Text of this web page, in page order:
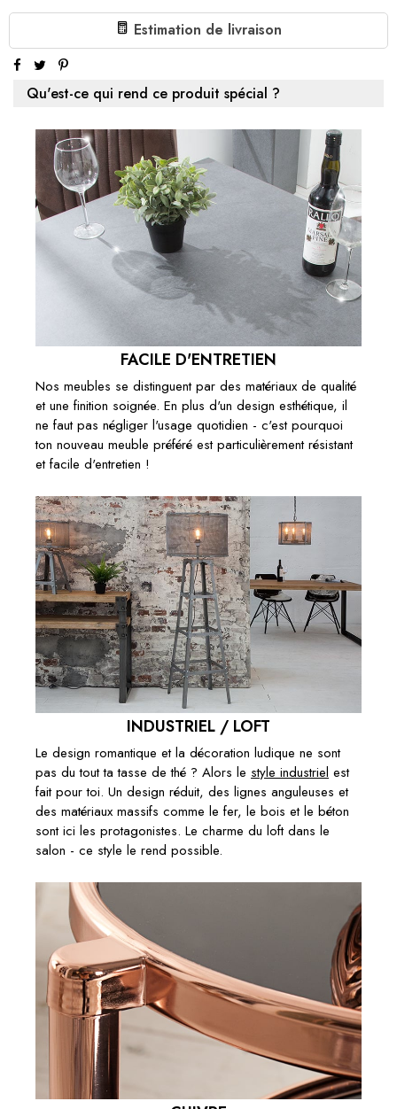
DÉCORATION MURALE AUTHENTIQUE
SCREW II 110CM ARGENTÉ AVION HÉLICE
1 X DÉCORATION MURALE AUTHENTIQUE SCREW III
97CM CUIVRE FLAMMÉ AVION HÉLICE :
€229.00
Sous-total:
€229.00
Estimation de livraison
Qu'est-ce qui rend ce produit spécial ?
FACILE D'ENTRETIEN
Nos meubles se distinguent par des matériaux de qualité
et une finition soignée. En plus d'un design esthétique, il
ne faut pas négliger l'usage quotidien - c'est pourquoi
ton nouveau meuble préféré est particulièrement résistant
et facile d'entretien !
INDUSTRIEL / LOFT
Le design romantique et la décoration ludique ne sont
pas du tout ta tasse de thé ? Alors le style industriel est
fait pour toi. Un design réduit, des lignes anguleuses et
des matériaux massifs comme le fer, le bois et le béton
sont ici les protagonistes. Le charme du loft dans le
salon - ce style le rend possible.